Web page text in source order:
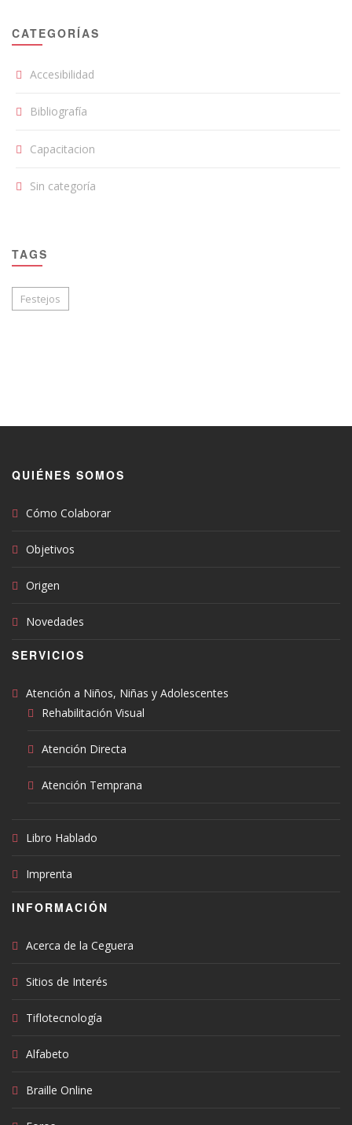
CATEGORÍAS
Accesibilidad
Bibliografía
Capacitacion
Sin categoría
TAGS
Festejos
QUIÉNES SOMOS
Cómo Colaborar
Objetivos
Origen
Novedades
SERVICIOS
Atención a Niños, Niñas y Adolescentes
Rehabilitación Visual
Atención Directa
Atención Temprana
Libro Hablado
Imprenta
INFORMACIÓN
Acerca de la Ceguera
Sitios de Interés
Tiflotecnología
Alfabeto
Braille Online